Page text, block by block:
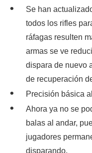
Se han
todos los rifles
ráfagas resulten
armas se ve
dispara de nuevo
de recuperación
Precisión básica
Ahora ya no se
balas al andar,
jugadores
disparando.